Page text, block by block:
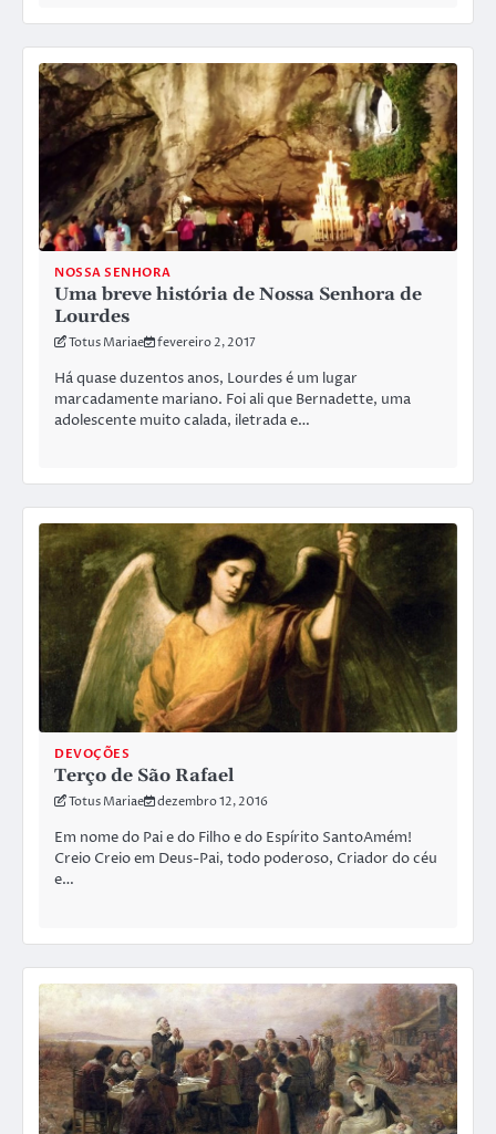
NOSSA SENHORA
Uma breve história de Nossa Senhora de
Lourdes
Totus Mariae fevereiro 2, 2017
Há quase duzentos anos, Lourdes é um lugar
marcadamente mariano. Foi ali que Bernadette, uma
adolescente muito calada, iletrada e…
DEVOÇÕES
Terço de São Rafael
Totus Mariae dezembro 12, 2016
Em nome do Pai e do Filho e do Espírito SantoAmém!
Creio Creio em Deus-Pai, todo poderoso, Criador do céu
e…